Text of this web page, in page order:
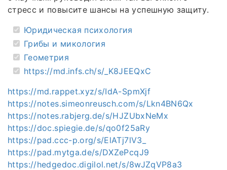
стресс и повысите шансы на успешную защиту.
Юридическая психология
Грибы и микология
Геометрия
https://md.infs.ch/s/_K8JEEQxC
https://md.rappet.xyz/s/IdA-SpmXjf
https://notes.simeonreusch.com/s/Lkn4BN6Qx
https://notes.rabjerg.de/s/HJZUbxNeMx
https://doc.spiegie.de/s/qo0f25aRy
https://pad.ccc-p.org/s/ElATj7lV3_
https://pad.mytga.de/s/DXZePcqJ9
https://hedgedoc.digilol.net/s/8wJZqVP8a3